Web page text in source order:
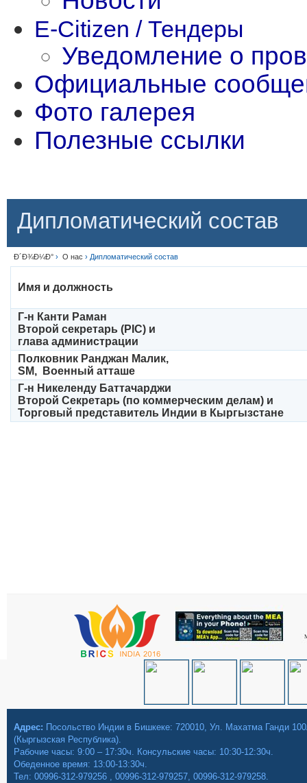
E-Citizen / Тендеры
Уведомление о
Официальные
Фото галерея
Полезные ссылки
Дипломатический состав
Ð´Ð¾Ð¼Ð° › О нас › Дипломатический состав
Имя и должность
Г-н Канти Раман
Второй секретарь (PIC) и
глава администрации
Полковник Ранджан Малик,
SM, Военный атташе
Г-н Никеленду Баттачарджи
Второй Секретарь (по коммерческим делам) и
Торговый представитель Индии в Кыргызстане
Адрес: Посольство Индии в Бишкеке: 720010, Ул. Махатма Ганди
(Кыргызская Республика).
Рабочие часы: 9:00 – 17:30ч. Консульские часы: 10:30-12:30ч.
Обеденное время: 13:00-13:30ч.
Тел: 00996-312-979256 , 00996-312-979257, 00996-312-979258.